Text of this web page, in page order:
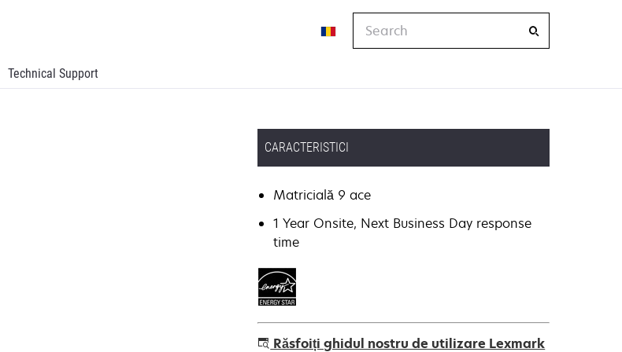
Technical Support
CARACTERISTICI
Matricială 9 ace
1 Year Onsite, Next Business Day response
time
Răsfoiți ghidul nostru de utilizare Lexmark